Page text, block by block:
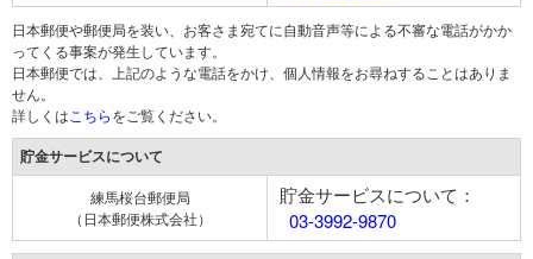
日本郵便や郵便局を装い、お客さま宛てに自動音声等による不審な電話がかか
ってくる事案が発生しています。
日本郵便では、上記のような電話をかけ、個人情報をお尋ねすることはありま
せん。
詳しくは こちらをご覧ください。
貯金サービスについて
練馬桜台郵便局
（日本郵便株式会社）
貯金サービスについて：
03-3992-9870